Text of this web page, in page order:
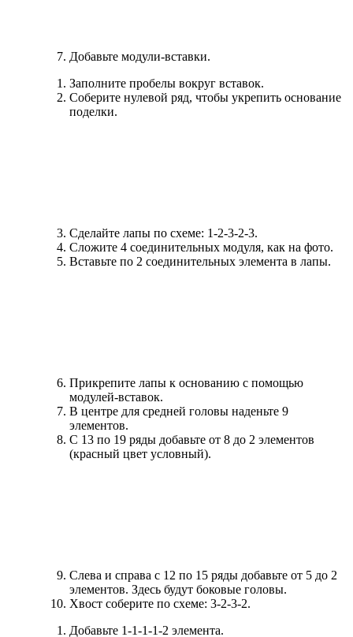
Добавьте модули-вставки.
Заполните пробелы вокруг вставок.
Соберите нулевой ряд, чтобы укрепить основание
поделки.
Сделайте лапы по схеме: 1-2-3-2-3.
Сложите 4 соединительных модуля, как на фото.
Вставьте по 2 соединительных элемента в лапы.
Прикрепите лапы к основанию с помощью
модулей-вставок.
В центре для средней головы наденьте 9
элементов.
С 13 по 19 ряды добавьте от 8 до 2 элементов
(красный цвет условный).
Слева и справа с 12 по 15 ряды добавьте от 5 до 2
элементов. Здесь будут боковые головы.
Хвост соберите по схеме: 3-2-3-2.
Добавьте 1-1-1-1-2 элемента.